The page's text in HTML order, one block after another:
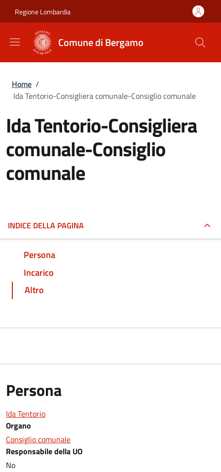
Regione Lombardia
Comune di Bergamo
Briciole di pane
Home /
Ida Tentorio-Consigliera comunale-Consiglio comunale
Ida Tentorio-Consigliera
comunale-Consiglio
comunale
INDICE DELLA PAGINA
Persona
Incarico
Altro
Persona
Ida Tentorio
Organo
Consiglio comunale
Responsabile della UO
No